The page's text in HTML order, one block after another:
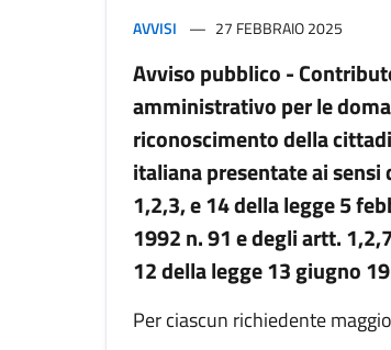
AVVISI 27 FEBBRAIO 2025
Avviso pubblico -
amministrativo per le
riconoscimento della
italiana presentate ai sensi
1,2,3, e 14 della legge 5
1992 n. 91 e degli artt.
12 della legge 13 giugno
Per ciascun richiedente